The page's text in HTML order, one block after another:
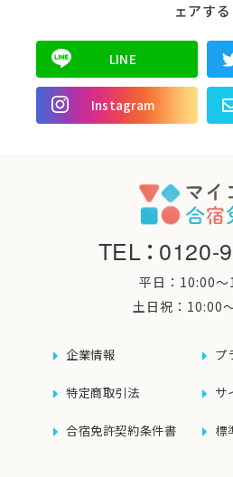
ェアする
LINE
Instagram
TEL：0120-
平日：10:00〜
土日祝：10:00
企業情報 プ
特定商取引法 サ
合宿免許契約条件書 標